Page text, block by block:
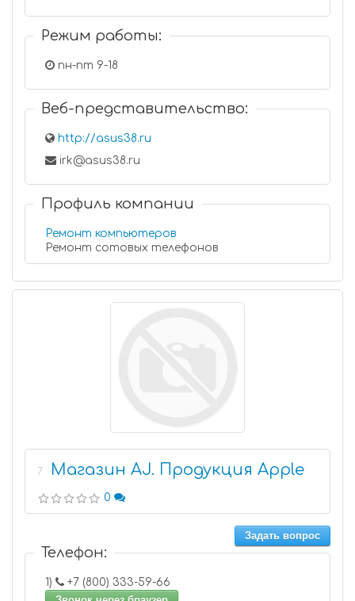
Режим работы:
пн-пт 9-18
Веб-представительство:
http://asus38.ru
irk@asus38.ru
Профиль компании
Ремонт компьютеров
Ремонт сотовых телефонов
7 Магазин AJ. Продукция Apple
0
Задать вопрос
Телефон:
1)
+7 (800) 333-59-66